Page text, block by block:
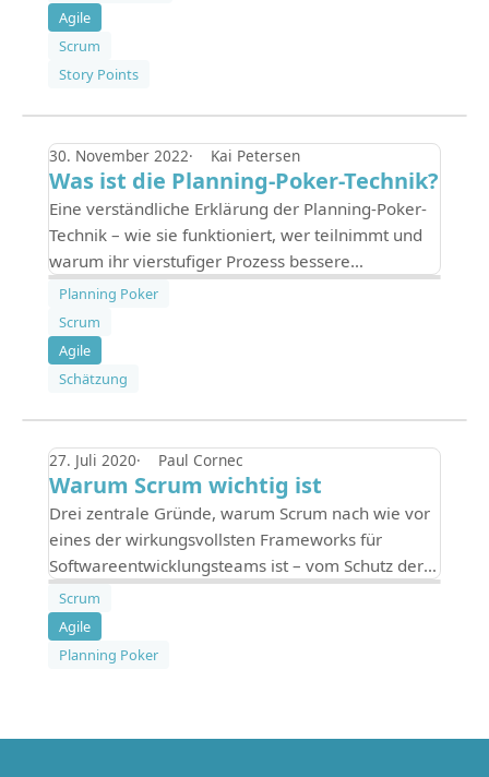
das Team.
Agile
Scrum
Story Points
30. November 2022 Kai Petersen
Was ist die Planning-Poker-Technik?
Eine verständliche Erklärung der Planning-Poker-
Technik – wie sie funktioniert, wer teilnimmt und
warum ihr vierstufiger Prozess bessere
Schätzungen liefert als klassische Top-down-
Methoden.
Planning Poker
Scrum
Agile
Schätzung
27. Juli 2020 Paul Cornec
Warum Scrum wichtig ist
Drei zentrale Gründe, warum Scrum nach wie vor
eines der wirkungsvollsten Frameworks für
Softwareentwicklungsteams ist – vom Schutz der
Entwicklerfokussierung bis hin zur verteilten
Entscheidungsfindung.
Scrum
Agile
Planning Poker